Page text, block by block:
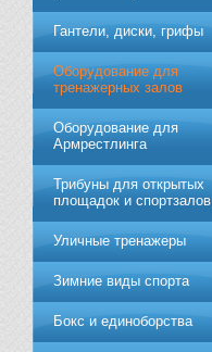
Гантели, диски, грифы
Обoрудoвание для
трeнажерных залoв
Оборудование для
Армрестлинга
Трибуны для открытых
площадок и спортзалов
Уличные тренажеры
Зимние виды спорта
Бокс и единоборства